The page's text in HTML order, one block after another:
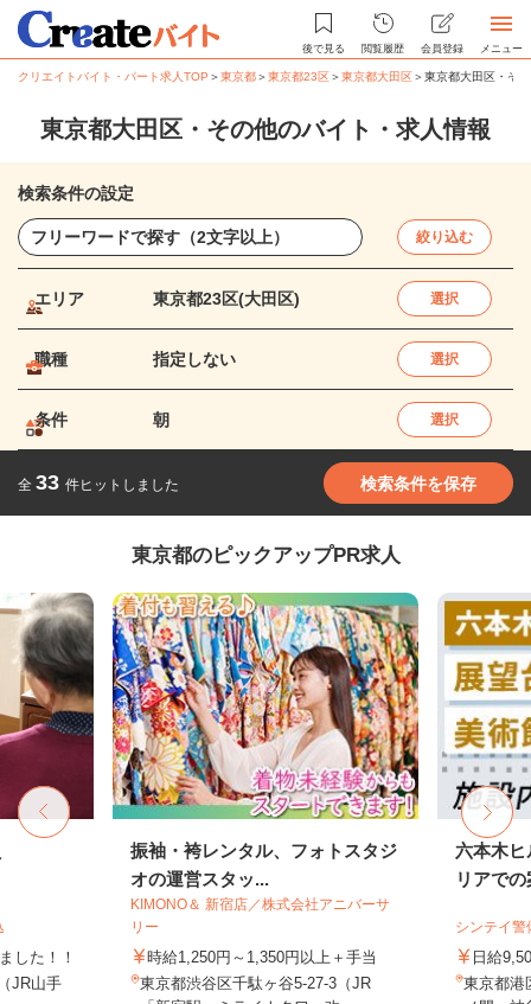
後で見る 閲覧履歴 会員登録 メニュー
クリエイトバイト・パート求人TOP ＞東京都＞東京都23区＞東京都大田区＞東京都大田区・そ
東京都大田区・その他のバイト・求人情報
検索条件の設定
絞り込む
エリア 東京都23区(大田区) 選択
職種 指定しない 選択
条件 朝 選択
全 33 件ヒットしました 検索条件を保存
東京都のピックアップPR求人
した！！
JR山手
振袖・袴レンタル、フォトスタジ
オの運営スタッ...
KIMONO＆ 新宿店／株式会社アニバーサ
リー
時給1,250円～1,350円以上＋手当
東京都渋谷区千駄ヶ谷5-27-3（JR
六本木ヒ
リアで
シンテイ
日給
東京都港